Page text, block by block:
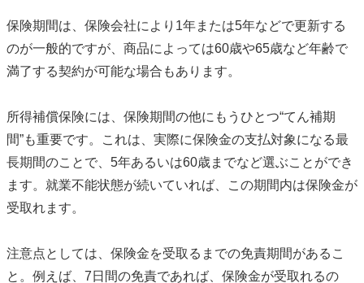
保険期間は、保険会社により1年または5年などで更新する
のが一般的ですが、商品によっては60歳や65歳など年齢で
満了する契約が可能な場合もあります。
所得補償保険には、保険期間の他にもうひとつ“てん補期
間”も重要です。これは、実際に保険金の支払対象になる最
長期間のことで、5年あるいは60歳までなど選ぶことができ
ます。就業不能状態が続いていれば、この期間内は保険金が
受取れます。
注意点としては、保険金を受取るまでの免責期間があるこ
と。例えば、7日間の免責であれば、保険金が受取れるの